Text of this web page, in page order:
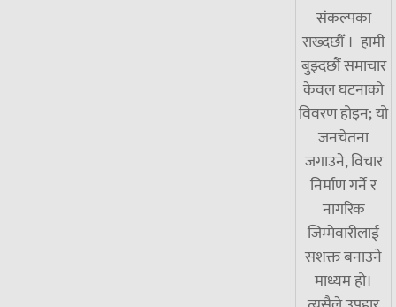
संकल्पका
राख्दछौँ । हामी
बुझ्दछौं समाचार
केवल घटनाको
विवरण होइन; यो
जनचेतना
जगाउने, विचार
निर्माण गर्ने र
नागरिक
जिम्मेवारीलाई
सशक्त बनाउने
माध्यम हो।